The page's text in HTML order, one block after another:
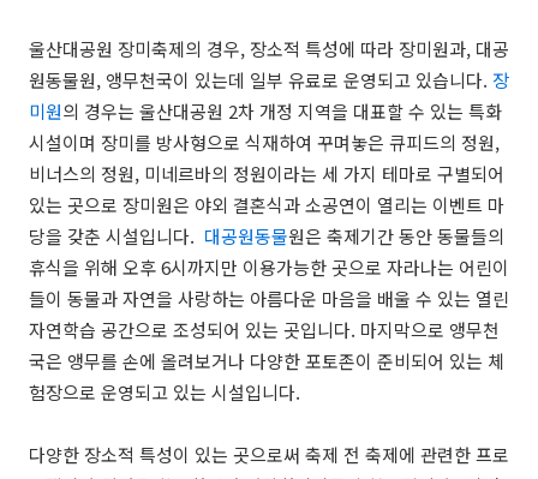
울산대공원 장미축제의 경우, 장소적 특성에 따라 장미원과, 대공
원동물원, 앵무천국이 있는데 일부 유료로 운영되고 있습니다. 장
미원의 경우는 울산대공원 2차 개정 지역을 대표할 수 있는 특화
시설이며 장미를 방사형으로 식재하여 꾸며놓은 큐피드의 정원,
비너스의 정원, 미네르바의 정원이라는 세 가지 테마로 구별되어
있는 곳으로 장미원은 야외 결혼식과 소공연이 열리는 이벤트 마
당을 갖춘 시설입니다. 대공원동물원은 축제기간 동안 동물들의
휴식을 위해 오후 6시까지만 이용가능한 곳으로 자라나는 어린이
들이 동물과 자연을 사랑하는 아름다운 마음을 배울 수 있는 열린
자연학습 공간으로 조성되어 있는 곳입니다. 마지막으로 앵무천
국은 앵무를 손에 올려보거나 다양한 포토존이 준비되어 있는 체
험장으로 운영되고 있는 시설입니다.
다양한 장소적 특성이 있는 곳으로써 축제 전 축제에 관련한 프로